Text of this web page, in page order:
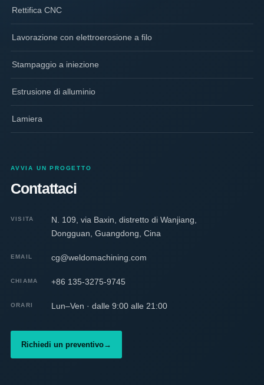
Rettifica CNC
Lavorazione con elettroerosione a filo
Stampaggio a iniezione
Estrusione di alluminio
Lamiera
AVVIA UN PROGETTO
Contattaci
VISITA
N. 109, via Baxin, distretto di Wanjiang,
Dongguan, Guangdong, Cina
EMAIL cg@weldomachining.com
CHIAMA +86 135-3275-9745
ORARI Lun–Ven · dalle 9:00 alle 21:00
Richiedi un preventivo→